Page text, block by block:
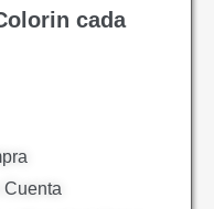
cada
Cuenta